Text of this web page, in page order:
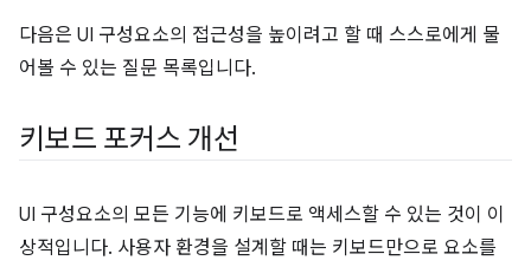
다음은 UI 구성요소의 접근성을 높이려고 할 때 스스로에게 물
어볼 수 있는 질문 목록입니다.
키보드 포커스 개선
UI 구성요소의 모든 기능에 키보드로 액세스할 수 있는 것이 이
상적입니다. 사용자 환경을 설계할 때는 키보드만으로 요소를